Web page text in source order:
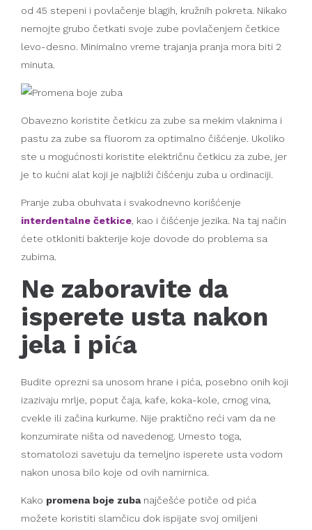
od 45 stepeni i povlačenje blagih, kružnih pokreta. Nikako
nemojte grubo četkati svoje zube povlačenjem četkice
levo-desno. Minimalno vreme trajanja pranja mora biti 2
minuta.
Obavezno koristite četkicu za zube sa mekim vlaknima i
pastu za zube sa fluorom za optimalno čišćenje. Ukoliko
ste u mogućnosti koristite električnu četkicu za zube, jer
je to kućni alat koji je najbliži čišćenju zuba u ordinaciji.
Pranje zuba obuhvata i svakodnevno korišćenje
interdentalne četkice , kao i čišćenje jezika. Na taj način
ćete otkloniti bakterije koje dovode do problema sa
zubima.
Ne zaboravite da
isperete usta nakon
jela i pića
Budite oprezni sa unosom hrane i pića, posebno onih koji
izazivaju mrlje, poput čaja, kafe, koka-kole, crnog vina,
cvekle ili začina kurkume. Nije praktično reći vam da ne
konzumirate ništa od navedenog. Umesto toga,
stomatolozi savetuju da temeljno isperete usta vodom
nakon unosa bilo koje od ovih namirnica.
Kako promena boje zubanajčešće potiče od pića
možete koristiti slamčicu dok ispijate svoj omiljeni